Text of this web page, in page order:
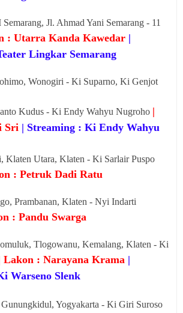
Jl. Ahmad Yani Semarang - 11
: Utarra Kanda Kawedar |
Lingkar Semarang
Wonogiri - Ki Suparno, Ki Genjot
Kudus - Ki Endy Wahyu Nugroho |
Sri | Streaming : Ki Endy Wahyu
Klaten Utara, Klaten - Ki Sarlair Puspo
: Petruk Dadi Ratu
Prambanan, Klaten - Nyi Indarti
: Pandu Swarga
Tlogowanu, Kemalang, Klaten - Ki
Lakon : Narayana Krama |
Warseno Slenk
Yogyakarta - Ki Giri Suroso